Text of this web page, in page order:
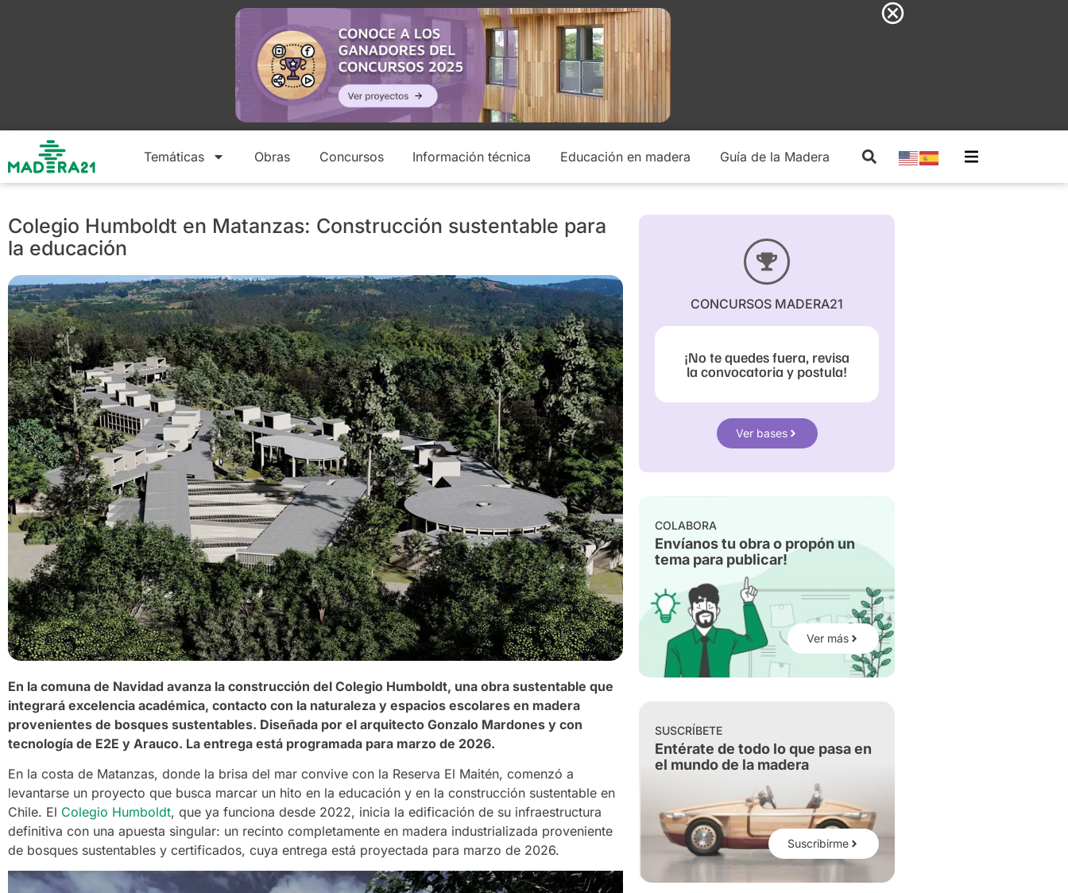
Temáticas Obras Concursos Información técnica Educación en madera Guía de la Madera
Colegio Humboldt en Matanzas: Construcción sustentable para
la educación
En la comuna de Navidad avanza la construcción del Colegio Humboldt, una obra sustentable que
integrará excelencia académica, contacto con la naturaleza y espacios escolares en madera
provenientes de bosques sustentables. Diseñada por el arquitecto Gonzalo Mardones y con
tecnología de E2E y Arauco. La entrega está programada para marzo de 2026.
En la costa de Matanzas, donde la brisa del mar convive con la Reserva El Maitén, comenzó a
levantarse un proyecto que busca marcar un hito en la educación y en la construcción sustentable en
Chile. El Colegio Humboldt, que ya funciona desde 2022, inicia la edificación de su infraestructura
definitiva con una apuesta singular: un recinto completamente en madera industrializada proveniente
de bosques sustentables y certificados, cuya entrega está proyectada para marzo de 2026.
CONCURSOS MADERA21
¡No te quedes fuera, revisa
la convocatoria y postula!
Ver bases
COLABORA
Envíanos tu obra o propón un
tema para publicar!
Ver más
SUSCRÍBETE
Entérate de todo lo que pasa en
el mundo de la madera
Suscribirme